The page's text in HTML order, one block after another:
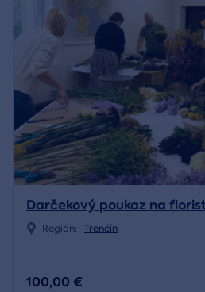
Darčekový poukaz na
Región: Trenčín
100,00 €